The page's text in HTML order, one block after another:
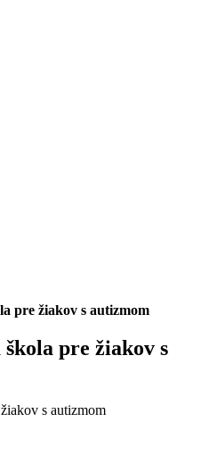
pre žiakov s autizmom
pre žiakov s